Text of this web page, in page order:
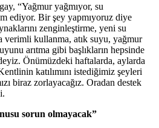
“Yağmur yağmıyor, su
ediyor. Bir şey yapmıyoruz diye
zenginleştirme, yeni su
verimli kullanma, atık suyu, yağmur
arıtma gibi başlıkların hepsinde
Önümüzdeki haftalarda, aylarda
katılımını istediğimiz şeyleri
biraz zorlayacağız. Oradan destek
sorun olmayacak”